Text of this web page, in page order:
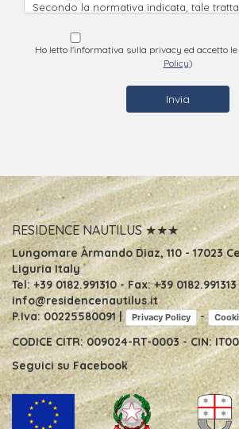
Secondo la normativa indicata, tale
e di tutela della Sua riservatezza e dei
dell'articolo 13 del D.lgs. n.196/2003,
le seguenti informazioni: * I suoi dati
risposte in base al modulo che sta
sopra citato e l'eventuale rifiuto di
comporta la mancata prosecuzione del
titolare del trattamento è Motel Nautilus
c snc Lungomare Diaz 110 17023 Ceriale
possono esercitare i diritti di cui
196/03 (accesso, integrazione,
cancellazione definitiva dai nostri archivi)
Residence Nautilus Lungomare A. Diaz
(Sv)
Ho letto l'informativa sulla privacy ed accetto
Policy)
RESIDENCE NAUTILUS ★★★
Lungomare Armando Diaz, 110-17023
Liguria Italy
Tel: +39 0182.991310- Fax:+39 0182.991313
info@residencenautilus.it
P.Iva: 00225580091 |
Privacy Policy -
CODICE CITR: 009024-RT-0003 - CIN:
Seguici suFacebook